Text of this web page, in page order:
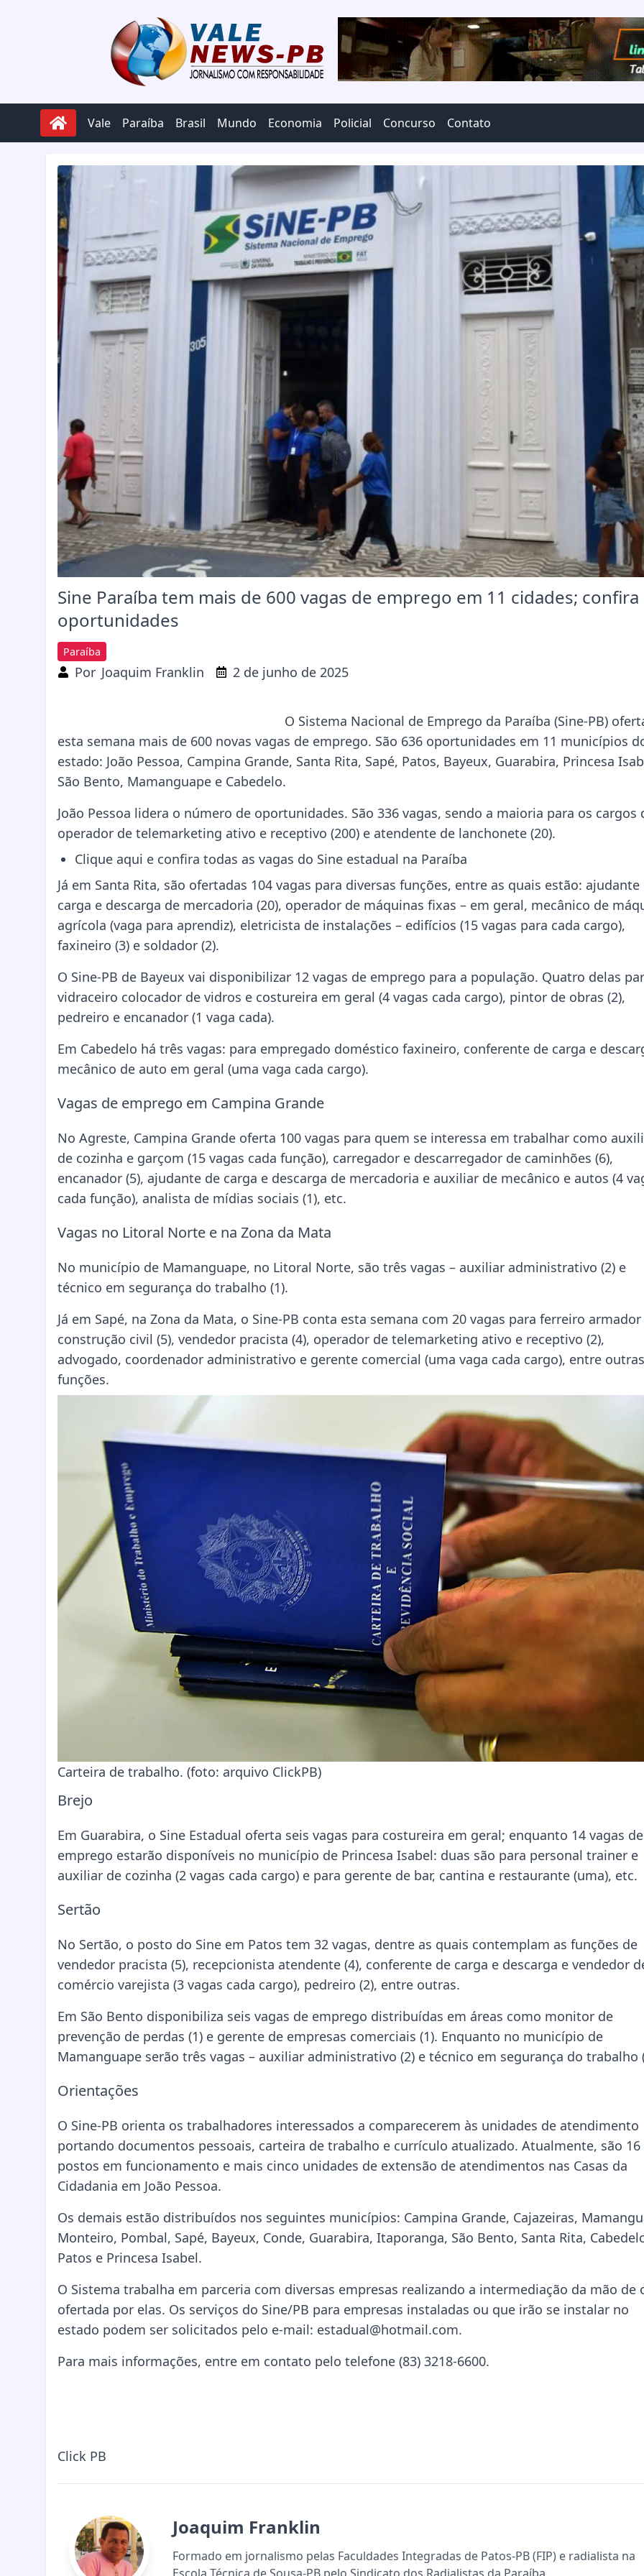
Vale Paraíba Brasil Mundo Economia Policial Concurso Contato
Sine Paraíba tem mais de 600 vagas de emprego em 11 cidades; confira
oportunidades
Paraíba
Por Joaquim Franklin 2 de junho de 2025
O Sistema Nacional de Emprego da Paraíba (Sine-PB)
esta semana mais de 600 novas vagas de emprego. São 636 oportunidades em 11 municípios
estado: João Pessoa, Campina Grande, Santa Rita, Sapé, Patos, Bayeux, Guarabira, Princesa
São Bento, Mamanguape e Cabedelo.
João Pessoa lidera o número de oportunidades. São 336 vagas, sendo a maioria para os cargos
operador de telemarketing ativo e receptivo (200) e atendente de lanchonete (20).
Clique aqui e confira todas as vagas do Sine estadual na Paraíba
Já em Santa Rita, são ofertadas 104 vagas para diversas funções, entre as quais estão: ajudante
carga e descarga de mercadoria (20), operador de máquinas fixas – em geral, mecânico de
agrícola (vaga para aprendiz), eletricista de instalações – edifícios (15 vagas para cada cargo),
faxineiro (3) e soldador (2).
O Sine-PB de Bayeux vai disponibilizar 12 vagas de emprego para a população. Quatro delas
vidraceiro colocador de vidros e costureira em geral (4 vagas cada cargo), pintor de obras (2),
pedreiro e encanador (1 vaga cada).
Em Cabedelo há três vagas: para empregado doméstico faxineiro, conferente de carga e
mecânico de auto em geral (uma vaga cada cargo).
Vagas de emprego em Campina Grande
No Agreste, Campina Grande oferta 100 vagas para quem se interessa em trabalhar como
de cozinha e garçom (15 vagas cada função), carregador e descarregador de caminhões (6),
encanador (5), ajudante de carga e descarga de mercadoria e auxiliar de mecânico e autos (4
cada função), analista de mídias sociais (1), etc.
Vagas no Litoral Norte e na Zona da Mata
No município de Mamanguape, no Litoral Norte, são três vagas – auxiliar administrativo (2) e
técnico em segurança do trabalho (1).
Já em Sapé, na Zona da Mata, o Sine-PB conta esta semana com 20 vagas para ferreiro
construção civil (5), vendedor pracista (4), operador de telemarketing ativo e receptivo (2),
advogado, coordenador administrativo e gerente comercial (uma vaga cada cargo), entre outras
funções.
Carteira de trabalho. (foto: arquivo ClickPB)
Brejo
Em Guarabira, o Sine Estadual oferta seis vagas para costureira em geral; enquanto 14 vagas de
emprego estarão disponíveis no município de Princesa Isabel: duas são para personal trainer e
auxiliar de cozinha (2 vagas cada cargo) e para gerente de bar, cantina e restaurante (uma), etc.
Sertão
No Sertão, o posto do Sine em Patos tem 32 vagas, dentre as quais contemplam as funções de
vendedor pracista (5), recepcionista atendente (4), conferente de carga e descarga e vendedor
comércio varejista (3 vagas cada cargo), pedreiro (2), entre outras.
Em São Bento disponibiliza seis vagas de emprego distribuídas em áreas como monitor de
prevenção de perdas (1) e gerente de empresas comerciais (1). Enquanto no município de
Mamanguape serão três vagas – auxiliar administrativo (2) e técnico em segurança do trabalho
Orientações
O Sine-PB orienta os trabalhadores interessados a comparecerem às unidades de atendimento
portando documentos pessoais, carteira de trabalho e currículo atualizado. Atualmente, são 16
postos em funcionamento e mais cinco unidades de extensão de atendimentos nas Casas da
Cidadania em João Pessoa.
Os demais estão distribuídos nos seguintes municípios: Campina Grande, Cajazeiras,
Monteiro, Pombal, Sapé, Bayeux, Conde, Guarabira, Itaporanga, São Bento, Santa Rita,
Patos e Princesa Isabel.
O Sistema trabalha em parceria com diversas empresas realizando a intermediação da mão de
ofertada por elas. Os serviços do Sine/PB para empresas instaladas ou que irão se instalar no
estado podem ser solicitados pelo e-mail: estadual@hotmail.com.
Para mais informações, entre em contato pelo telefone (83) 3218-6600.
Click PB
Joaquim Franklin
Formado em jornalismo pelas Faculdades Integradas de Patos-PB (FIP) e radialista na
Escola Técnica de Sousa-PB pelo Sindicato dos Radialistas da Paraíba.